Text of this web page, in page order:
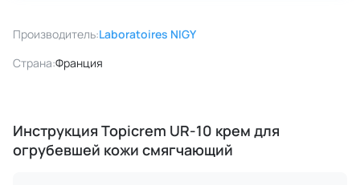
Производитель:Laboratoires NIGY
Страна:Франция
Инструкция Topicrem UR-10 крем для
огрубевшей кожи смягчающий